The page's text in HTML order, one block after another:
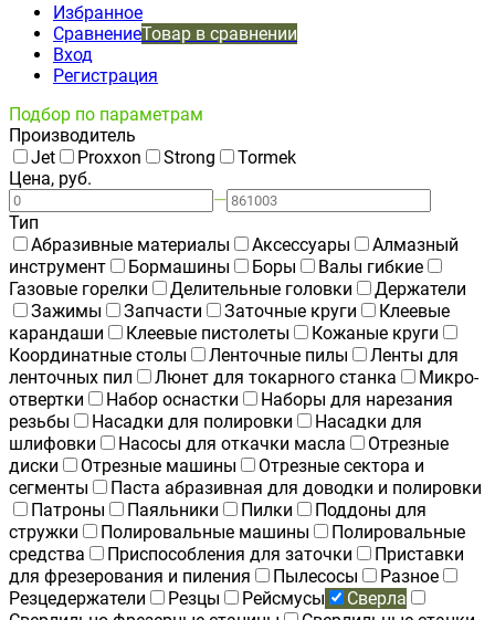
Избранное
СравнениеТовар в сравнении
Вход
Регистрация
Подбор по параметрам
Производитель
Jet
Proxxon Strong
Tormek
Цена, руб.
—
Тип
Абразивные материалы
Аксессуары
Алмазный
инструмент
Бормашины Боры
Валы гибкие
Газовые горелки
Делительные головки
Держатели
Зажимы
Запчасти Заточные круги
Клеевые
карандаши
Клеевые пистолеты
Кожаные круги
Координатные столы
Ленточные пилы
Ленты для
ленточных пил
Люнет для токарного станка
Микро-
отвертки
Набор оснастки
Наборы для нарезания
резьбы
Насадки для полировки
Насадки для
шлифовки
Насосы для откачки масла
Отрезные
диски
Отрезные машины
Отрезные сектора и
сегменты
Паста абразивная для доводки и полировки
Патроны
Паяльники Пилки
Поддоны для
стружки
Полировальные машины
Полировальные
средства
Приспособления для заточки
Приставки
для фрезерования и пиления
Пылесосы
Разное
Резцедержатели
Резцы Рейсмусы
Сверла